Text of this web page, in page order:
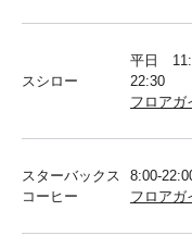
スシロー
平日
22:30
フロアガ
スターバックス
コーヒー
8:00-
フロアガ